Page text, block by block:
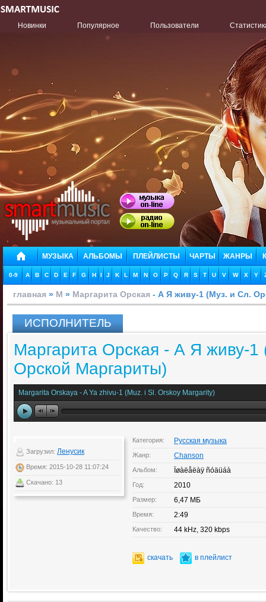
Новинки Популярное Пользователи
МУЗЫКА АЛЬБОМЫ ПЛЕЙЛИСТЫ ЧАРТЫ ЖАНРЫ
0-9 A B C D E F G H I J K L M N O P Q R S T U V W X Y
главная » М » Маргарита Орская - А Я живу-1 (Муз. и Сл.
ИСПОЛНИТЕЛЬ
Маргарита Орская - А Я живу-
Орской Маргариты)
Margarita Orskaya - A Ya zhivu-1 (Muz. i Sl. Orskoy Margarity)
Загрузил: Ленусик
Время: 2015-10-28 11:07:24
Скачано: 13
Категория: Русская музыка
Жанр: Chanson
Альбом: Îøàëåëàÿ ñóäüáà
Год: 2010
Размер: 6,47 МБ
Время: 2:49
Качество: 44 kHz, 320 kbps
скачать в плейлист